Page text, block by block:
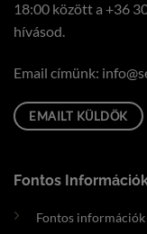
18:00 között a +36
hívásod.
Email címünk:
EMAILT KÜLDÖK
Fontos
Fontos információk